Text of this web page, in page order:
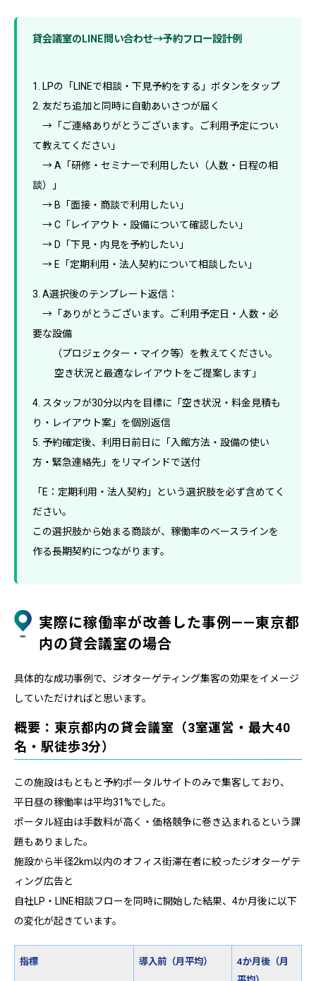
貸会議室のLINE問い合わせ→予約フロー設計例
1. LPの「LINEで相談・下見予約をする」ボタンをタップ
2. 友だち追加と同時に自動あいさつが届く
→「ご連絡ありがとうございます。ご利用予定につい
て教えてください」
→ A「研修・セミナーで利用したい（人数・日程の相
談）」
→ B「面接・商談で利用したい」
→ C「レイアウト・設備について確認したい」
→ D「下見・内見を予約したい」
→ E「定期利用・法人契約について相談したい」
3. A選択後のテンプレート返信：
→「ありがとうございます。ご利用予定日・人数・必
要な設備
（プロジェクター・マイク等）を教えてください。
空き状況と最適なレイアウトをご提案します」
4. スタッフが30分以内を目標に「空き状況・料金見積も
り・レイアウト案」を個別返信
5. 予約確定後、利用日前日に「入館方法・設備の使い
方・緊急連絡先」をリマインドで送付
「E：定期利用・法人契約」という選択肢を必ず含めてく
ださい。
この選択肢から始まる商談が、稼働率のベースラインを
作る長期契約につながります。
実際に稼働率が改善した事例——東京都
内の貸会議室の場合
具体的な成功事例で、ジオターゲティング集客の効果をイメージ
していただければと思います。
概要：東京都内の貸会議室（3室運営・最大40
名・駅徒歩3分）
この施設はもともと予約ポータルサイトのみで集客しており、
平日昼の稼働率は平均31%でした。
ポータル経由は手数料が高く・価格競争に巻き込まれるという課
題もありました。
施設から半径2km以内のオフィス街滞在者に絞ったジオターゲテ
ィング広告と
自社LP・LINE相談フローを同時に開始した結果、4か月後に以下
の変化が起きています。
指標 導入前（月平均）
4か月後（月